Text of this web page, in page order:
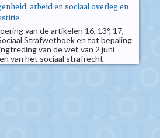
arbeid en sociaal overleg en
van de artikelen 16, 13°, 17,
Strafwetboek en tot bepaling
van de wet van 2 juni
van het sociaal strafrecht